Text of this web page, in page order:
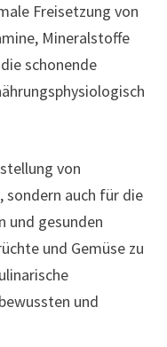
Freisetzung von
Mineralstoffe
schonende
von
sondern auch für die
und gesunden
und Gemüse zu
und